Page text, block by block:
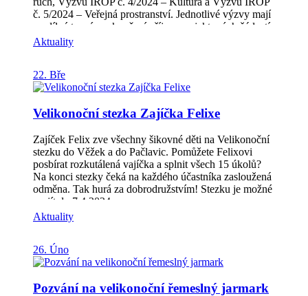
č. 5/2024 – Veřejná prostranství. Jednotlivé výzvy mají
rozdílné termíny ukončení příjmu projektových žádostí
a brzy budou uveřejněny případné termíny seminářů
pro žadatele. Aktuální informace najdete na odkazech u
(hribecihory.cz) – nabídka vpravo. V případě
jakýchkoli dotazů neváhejte kontaktovat: Manažerku
583E-mail: veronika.zborilova@hribecihory.cz Věříme,
skvělými projekty, které budou mít hladký průběh
realizace. Přejeme hodně štěstí budoucím žadatelům.
Aktuality
22. Bře
Velikonoční stezka Zajíčka Felixe
Zajíček Felix zve všechny šikovné děti na Velikonoční
stezku do Věžek a do Pačlavic. Pomůžete Felixovi
posbírat rozkutálená vajíčka a splnit všech 15 úkolů?
Na konci stezky čeká na každého účastníka zasloužená
odměna. Tak hurá za dobrodružstvím! Stezku je možné
projít do 7.4.2024.
Aktuality
26. Úno
Pozvání na velikonoční řemeslný jarmark